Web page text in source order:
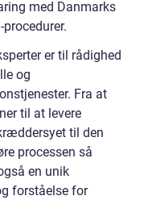
med Danmarks
er til rådighed
og
Fra at
til at levere
til den
processen så
en unik
forståelse for